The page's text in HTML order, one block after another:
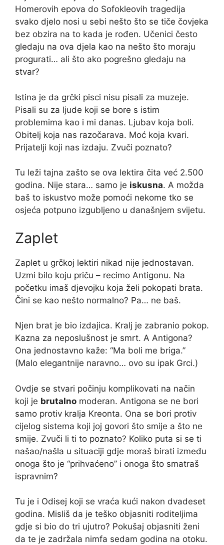
Homerovih epova do Sofokleovih tragedija
svako djelo nosi u sebi nešto što se tiče čovjeka
bez obzira na to kada je rođen. Učenici često
gledaju na ova djela kao na nešto što moraju
progurati… ali što ako pogrešno gledaju na
stvar?
Istina je da grčki pisci nisu pisali za muzeje.
Pisali su za ljude koji se bore s istim
problemima kao i mi danas. Ljubav koja boli.
Obitelj koja nas razočarava. Moć koja kvari.
Prijatelji koji nas izdaju. Zvuči poznato?
Tu leži tajna zašto se ova lektira čita već 2.500
godina. Nije stara… samo je iskusna. A možda
baš to iskustvo može pomoći nekome tko se
osjeća potpuno izgubljeno u današnjem svijetu.
Zaplet
Zaplet u grčkoj lektiri nikad nije jednostavan.
Uzmi bilo koju priču – recimo Antigonu. Na
početku imaš djevojku koja želi pokopati brata.
Čini se kao nešto normalno? Pa… ne baš.
Njen brat je bio izdajica. Kralj je zabranio pokop.
Kazna za neposlušnost je smrt. A Antigona?
Ona jednostavno kaže: “Ma boli me briga.”
(Malo elegantnije naravno… ovo su ipak Grci.)
Ovdje se stvari počinju komplikovati na način
koji je brutalno moderan. Antigona se ne bori
samo protiv kralja Kreonta. Ona se bori protiv
cijelog sistema koji joj govori što smije a što ne
smije. Zvuči li ti to poznato? Koliko puta si se ti
našao/našla u situaciji gdje moraš birati između
onoga što je “prihvaćeno” i onoga što smatraš
ispravnim?
Tu je i Odisej koji se vraća kući nakon dvadeset
godina. Misliš da je teško objasniti roditeljima
gdje si bio do tri ujutro? Pokušaj objasniti ženi
da te je zadržala nimfa sedam godina na otoku.